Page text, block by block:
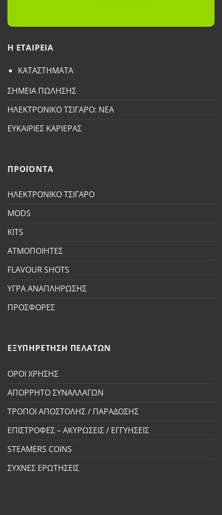
H ETAΙΡΕΙΑ
ΚΑΤΑΣΤΗΜΑΤΑ
ΣΗΜΕΙΑ ΠΩΛΗΣΗΣ
ΗΛΕΚΤΡΟΝΙΚΟ ΤΣΙΓΑΡΟ: ΝΕΑ
ΕΥΚΑΙΡΙΕΣ ΚΑΡΙΕΡΑΣ
ΠΡΟΪΟΝΤΑ
ΗΛΕΚΤΡΟΝΙΚΟ ΤΣΙΓΑΡΟ
MODS
KITS
ΑΤΜΟΠΟΙΗΤΕΣ
FLAVOUR SHOTS
ΥΓΡΑ ΑΝΑΠΛΗΡΩΣΗΣ
ΠΡΟΣΦΟΡΕΣ
ΕΞΥΠΗΡΕΤΗΣΗ ΠΕΛΑΤΩΝ
ΟΡΟΙ ΧΡΗΣΗΣ
ΑΠΟΡΡΗΤΟ ΣΥΝΑΛΛΑΓΩΝ
ΤΡΟΠΟΙ ΑΠΟΣΤΟΛΗΣ / ΠΑΡΑΔΟΣΗΣ
ΕΠΙΣΤΡΟΦΕΣ – ΑΚΥΡΩΣΕΙΣ / ΕΓΓΥΗΣΕΙΣ
STEAMERS COINS
ΣΥΧΝΕΣ ΕΡΩΤΗΣΕΙΣ